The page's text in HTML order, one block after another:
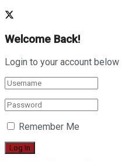
Welcome Back!
Login to your account below
Remember Me